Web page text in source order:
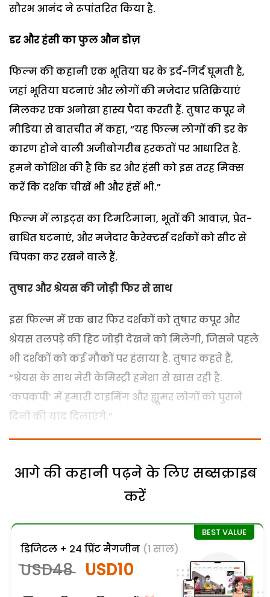
सौरभ आनंद ने रूपांतरित किया है.
डर और हंसी का फुल औन डोज़
फिल्म की कहानी एक भूतिया घर के इर्द-गिर्द घूमती है,
जहां भूतिया घटनाएं और लोगों की मजेदार प्रतिक्रियाएं
मिलकर एक अनोखा हास्य पैदा करती हैं. तुषार कपूर ने
मीडिया से बातचीत में कहा, “यह फिल्म लोगों की डर के
कारण होने वाली अजीबोगरीब हरकतों पर आधारित है.
हमने कोशिश की है कि डर और हंसी को इस तरह मिक्स
करें कि दर्शक चीखें भी और हंसें भी.”
फिल्म में लाइट्स का टिमटिमाना, भूतों की आवाज़, प्रेत-
बाधित घटनाएं, और मजेदार कैरेक्टर्स दर्शकों को सीट से
चिपका कर रखने वाले हैं.
तुषार और श्रेयस की जोड़ी फिर से साथ
इस फिल्म में एक बार फिर दर्शकों को तुषार कपूर और
श्रेयस तलपड़े की हिट जोड़ी देखने को मिलेगी, जिसने पहले
भी दर्शकों को कई मौकों पर हंसाया है. तुषार कहते हैं,
“श्रेयस के साथ मेरी केमिस्ट्री हमेशा से खास रही है.
‘कपकपी’ में हमारी टाइमिंग और ह्यूमर लोगों को पुराने
दिनों की याद दिलाएंगे.”
आगे की कहानी पढ़ने के लिए सब्सक्राइब
करें
डिजिटल + 24 प्रिंट मैगजीन (1 साल)
USD48 USD10